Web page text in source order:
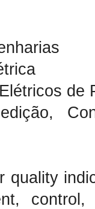
de
quality